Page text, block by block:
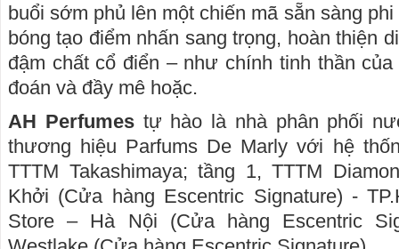
buổi sớm phủ lên một chiến mã sẵn sàng
bóng tạo điểm nhấn sang trọng, hoàn thiện
đậm chất cổ điển – như chính tinh thần
đoán và đầy mê hoặc.
AH Perfumestự hào là nhà phân phối
thương hiệu Parfums De Marly với hệ
TTTM Takashimaya; tầng 1, TTTM
Khởi (Cửa hàng Escentric Signature) -
Store – Hà Nội (Cửa hàng Escentric